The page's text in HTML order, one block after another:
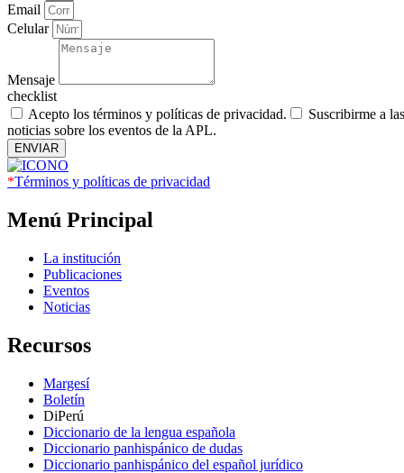
Email
Celular
Mensaje
checklist
Acepto los términos y políticas de privacidad.
Suscribirme a las
noticias sobre los eventos de la APL.
ENVIAR
*Términos y políticas de privacidad
Menú Principal
La institución
Publicaciones
Eventos
Noticias
Recursos
Margesí
Boletín
DiPerú
Diccionario de la lengua española
Diccionario panhispánico de dudas
Diccionario panhispánico del español jurídico